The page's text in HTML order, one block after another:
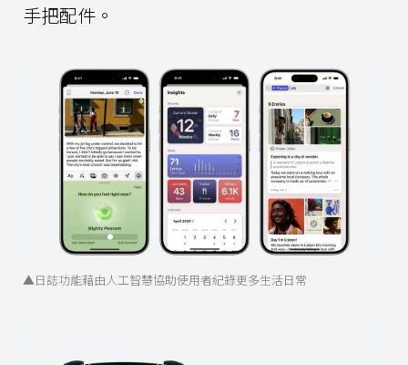
手把配件。
▲日誌功能藉由人工智慧協助使用者紀錄更多生活日常